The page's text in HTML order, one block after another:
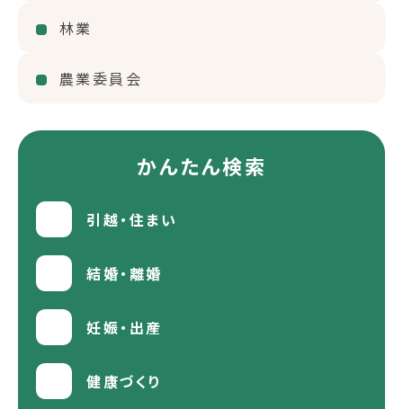
林業
農業委員会
かんたん検索
引越・住まい
結婚・離婚
妊娠・出産
健康づくり